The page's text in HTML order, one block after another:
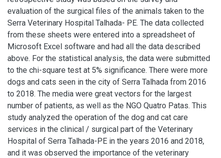
evaluation of the surgical files of the animals taken to the
Serra Veterinary Hospital Talhada- PE. The data collected
from these sheets were entered into a spreadsheet of
Microsoft Excel software and had all the data described
above. For the statistical analysis, the data were submitted
to the chi-square test at 5% significance. There were more
dogs and cats seen in the city of Serra Talhada from 2016
to 2018. The media were great vectors for the largest
number of patients, as well as the NGO Quatro Patas. This
study analyzed the operation of the dog and cat care
services in the clinical / surgical part of the Veterinary
Hospital of Serra Talhada-PE in the years 2016 and 2018,
and it was observed the importance of the veterinary